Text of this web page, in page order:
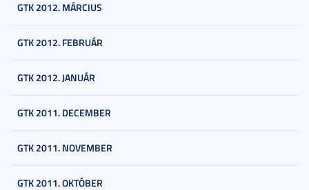
GTK 2012. MÁRCIUS
GTK 2012. FEBRUÁR
GTK 2012. JANUÁR
GTK 2011. DECEMBER
GTK 2011. NOVEMBER
GTK 2011. OKTÓBER